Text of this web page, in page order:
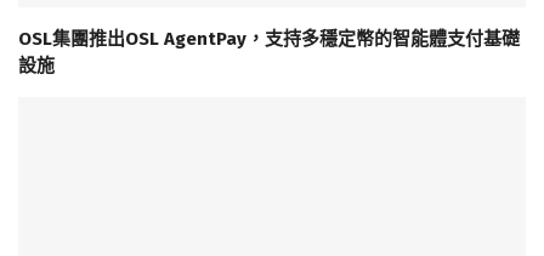
OSL集團推出OSL AgentPay，支持多穩定幣的智能體支付基礎
設施